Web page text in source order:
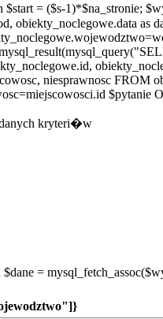
= ($s-1)*$na_stronie;
obiekty_noclegowe.data as
niesprawnosc
kryteri�w
=